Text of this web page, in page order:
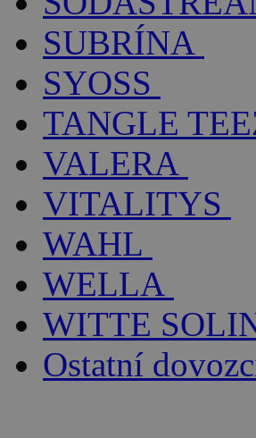
SUBRÍNA
SYOSS
TANGLE
VALERA
VITALITYS
WAHL
WELLA
WITTE
Ostatní